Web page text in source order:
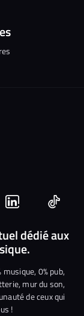
Nous
rejoindre
sur
Linkedin
Nous
dédié aux
0% pub,
mur du son,
de ceux qui
!